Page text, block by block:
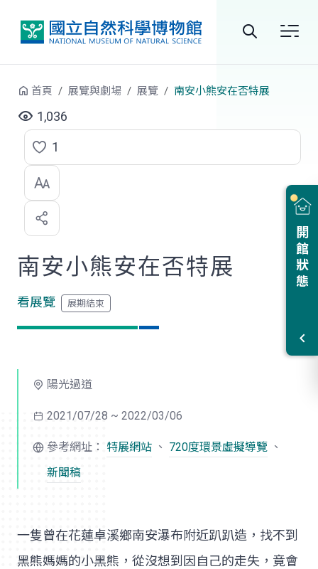
站
尋
開館狀態
首頁 展覽與劇場 展覽 南安小熊安在否特展
1,036
點
選
喜
歡
1
南安小熊安在否特展
看展覽
陽光過道
2021/07/28 ~ 2022/03/06
參考網址： 特展網站 、 720度環景虛擬導覽 、
新聞稿
一隻曾在花蓮卓溪鄉南安瀑布附近趴趴造，找不到
黑熊媽媽的小黑熊，從沒想到因自己的走失，竟會